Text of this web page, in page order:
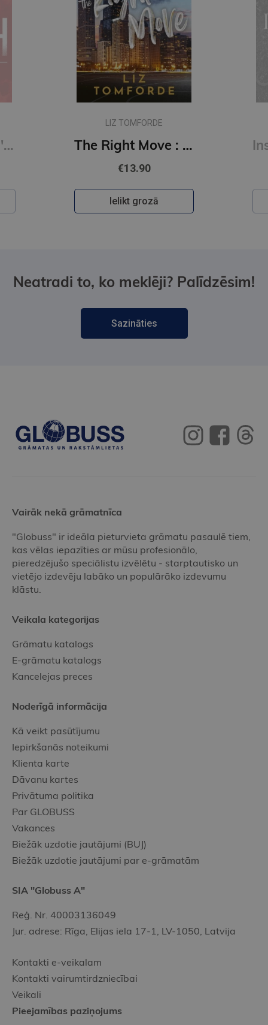
Kill Switch: Devil's Night #3
LIZ TOMFORDE
The Right Move : #2 Windy City Series : A forced proximity, fake dating sports romance
€13.90
Ielikt grozā
Neatradi to, ko meklēji? Palīdzēsim!
Sazināties
Vairāk nekā grāmatnīca
"Globuss" ir ideāla pieturvieta grāmatu pasaulē tiem,
kas vēlas iepazīties ar mūsu profesionālo,
pieredzējušo speciālistu izvēlētu - starptautisko un
vietējo izdevēju labāko un populārāko izdevumu
klāstu.
Veikala kategorijas
Grāmatu katalogs
E-grāmatu katalogs
Kancelejas preces
Noderīgā informācija
Kā veikt pasūtījumu
Iepirkšanās noteikumi
Klienta karte
Dāvanu kartes
Privātuma politika
Par GLOBUSS
Vakances
Biežāk uzdotie jautājumi (BUJ)
Biežāk uzdotie jautājumi par e-grāmatām
SIA "Globuss A"
Reģ. Nr. 40003136049
Jur. adrese: Rīga, Elijas iela 17-1, LV-1050, Latvija
Kontakti e-veikalam
Kontakti vairumtirdzniecībai
Veikali
Pieejamības paziņojums